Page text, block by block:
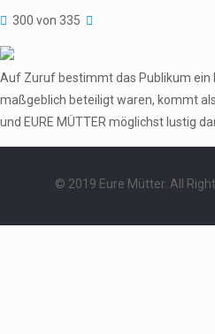
300 von 335
Auf Zuruf bestimmt das Publikum ein
maßgeblich beteiligt waren, kommt
und EURE MÜTTER möglichst lustig
© 2019 Eure Mütter. All